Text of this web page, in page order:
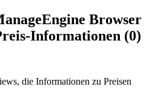
Browser
Informationen (0)
die Informationen zu Preisen